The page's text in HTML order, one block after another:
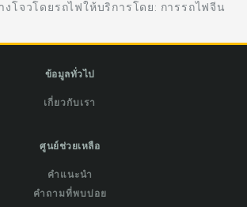
งโจวโดยรถไฟให้บริการโดย: การรถไฟจีน
ข้อมูลทั่วไป
เกี่ยวกับเรา
ศูนย์ช่วยเหลือ
คำแนะนำ
คำถามที่พบบ่อย